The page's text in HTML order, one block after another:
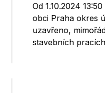
Od 1.10.2024
obci Praha okres
uzavřeno,
stavebních